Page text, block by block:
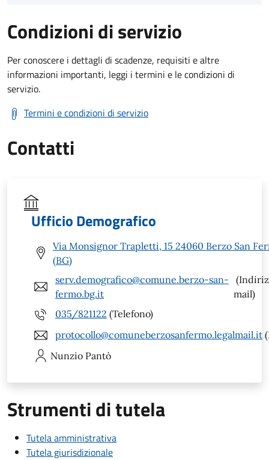
Condizioni di servizio
Per conoscere i dettagli di scadenze, requisiti e altre
informazioni importanti, leggi i termini e le condizioni di
servizio.
Termini e condizioni di servizio
Contatti
Ufficio Demografico
Via Monsignor Trapletti, 15 24060 Berzo San
(BG)
serv.demografico@comune.berzo-san-
fermo.bg.it
mail)
035/821122 (Telefono)
protocollo@comuneberzosanfermo.legalmail.it
Nunzio Pantò
Strumenti di tutela
Tutela amministrativa
Tutela giurisdizionale